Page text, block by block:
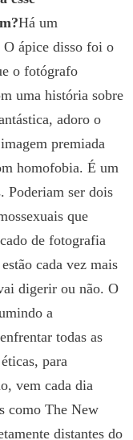
Há um
ápice disso foi o
o fotógrafo
uma história sobre
adoro o
premiada
homofobia. É um
Poderiam ser dois
que
de fotografia
cada vez mais
digerir ou não. O
a
todas as
para
vem cada dia
como The New
distantes do